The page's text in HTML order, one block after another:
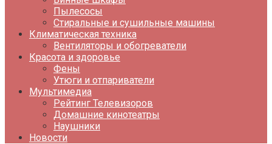
Пылесосы
Стиральные и сушильные машины
Климатическая техника
Вентиляторы и обогреватели
Красота и здоровье
Фены
Утюги и отпариватели
Мультимедиа
Рейтинг Телевизоров
Домашние кинотеатры
Наушники
Новости